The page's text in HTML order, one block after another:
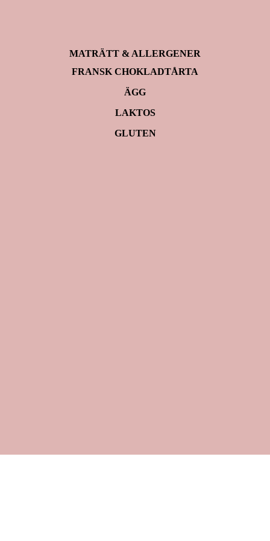
MATRÄTT & ALLERGENER
FRANSK CHOKLADTÅRTA
ÄGG
LAKTOS
GLUTEN